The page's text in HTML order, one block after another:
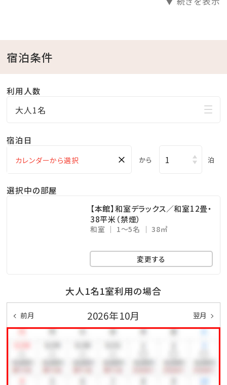
いただけます。
※飲酒後のご入浴はお断りしております。
営業時間／9:00～20:00
※チェックイン15:00～チェックアウト11:00までご利用
・ドリンクと小菓子をご自由にお召し上がりください。
・広々としたスペースは、リモートワークの利用も可能で
ニティ類は付いておりません。
※3歳以上のお子様は、朝食代1,000円を別途頂戴いた
します。
□ホテル敷地内で楽しめる！遊びメニューをご紹介（※
有料）
宿泊条件
利用人数
大人1名
宿泊日
× から 泊
選択中の部屋
【本館】和室デラックス／和室12畳・
38平米（禁煙）
和室 1～5名 38㎡
変更する
大人1名1室利用の場合
前月 2026年10月 翌月